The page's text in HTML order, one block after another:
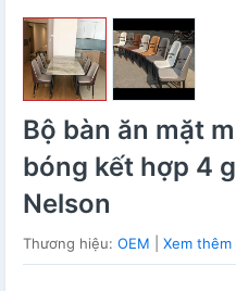
Bộ bàn ăn mặt
bóng kết hợp 4
Nelson
Thương hiệu: OEM Xem thêm